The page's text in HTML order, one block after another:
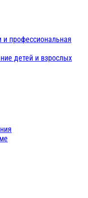
профессиональная
детей и взрослых